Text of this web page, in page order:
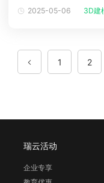
Blockout 作为源，并根据
2025-05-06 3D建
1 2
瑞云活动
企业专享